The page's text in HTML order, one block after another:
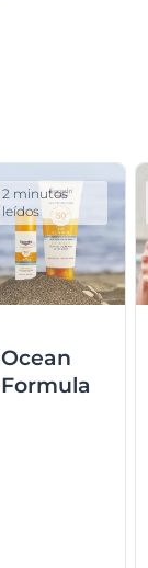
Ocean
Formula
2 minutos
leídos